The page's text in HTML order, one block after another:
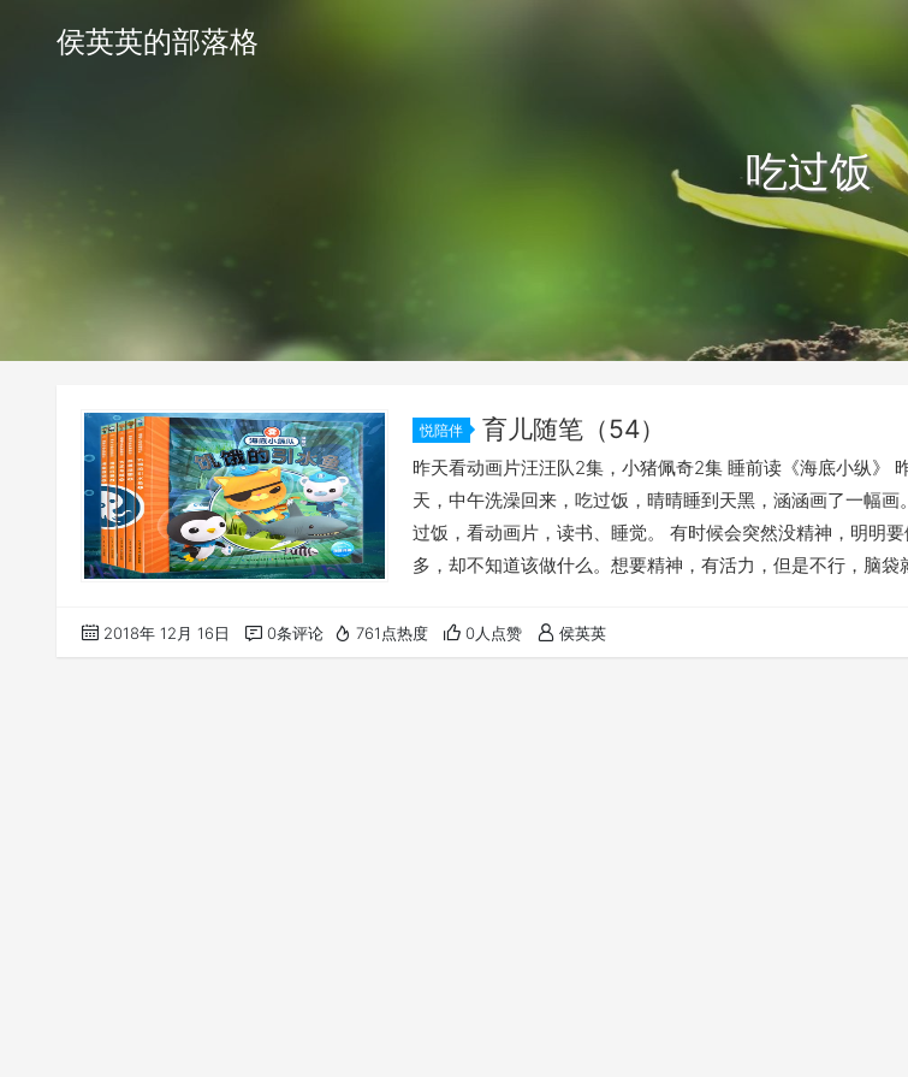
侯英英的部落格
吃过饭
悦陪伴 育儿随笔（54）
昨天看动画片汪汪队2集，小猪佩奇2集 睡前读《海底小纵》
天，中午洗澡回来，吃过饭，晴晴睡到天黑，涵涵画了一幅画
过饭，看动画片，读书、睡觉。 有时候会突然没精神，明明
多，却不知道该做什么。想要精神，有活力，但是不行，脑袋
跳，不知何时还会燃起憎恶之感。 我自知重担很大，但是又
少，能力太有限，然后就心有所愧，矛盾…… 孩子奶奶👵这两
2018年 12月 16日 0条评论 761点热度 0人点赞 侯英英